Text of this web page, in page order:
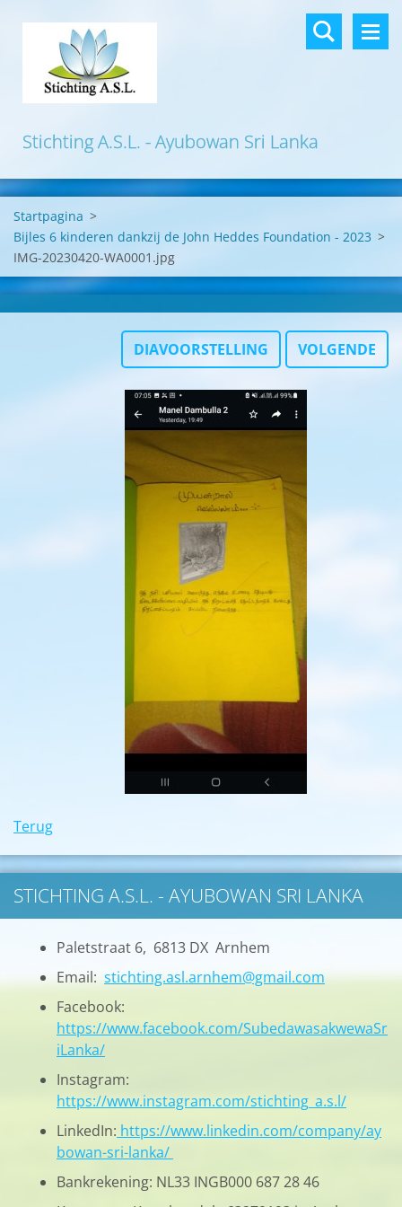
Stichting A.S.L. - Ayubowan Sri Lanka
Startpagina >
Bijles 6 kinderen dankzij de John Heddes Foundation - 2023 >
IMG-20230420-WA0001.jpg
DIAVOORSTELLING VOLGENDE
Terug
STICHTING A.S.L. - AYUBOWAN SRI LANKA
Paletstraat 6, 6813 DX Arnhem
Email: stichting.asl.arnhem@gmail.com
Facebook:
https://www.facebook.com/SubedawasakwewaSr
iLanka/
Instagram:
https://www.instagram.com/stichting_a.s.l/
LinkedIn: https://www.linkedin.com/company/ay
bowan-sri-lanka/
Bankrekening: NL33 INGB000 687 28 46